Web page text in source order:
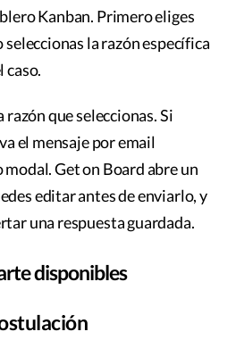
Kanban. Primero eliges
seleccionas la razón específica
caso.
que seleccionas. Si
el mensaje por email
Get on Board abre un
editar antes de enviarlo, y
una respuesta guardada.
disponibles